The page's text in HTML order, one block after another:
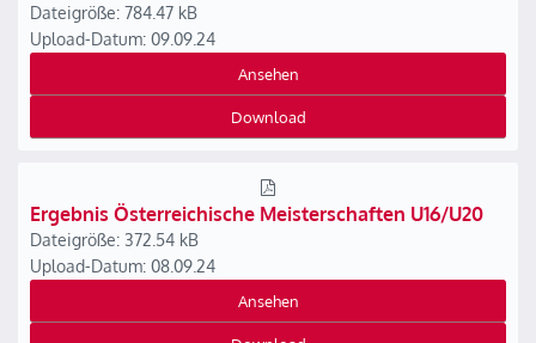
Dateigröße: 784.47 kB
Upload-Datum: 09.09.24
Ansehen
Download
Ergebnis Österreichische Meisterschaften U16/U20
Dateigröße: 372.54 kB
Upload-Datum: 08.09.24
Ansehen